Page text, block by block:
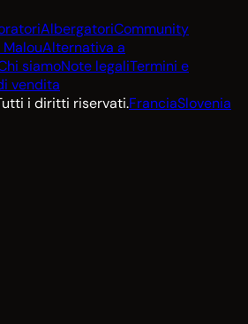
AlbergatoriCommunity
Alternativa a
siamoNote legaliTermini e
vendita
i diritti riservati.FranciaSlovenia